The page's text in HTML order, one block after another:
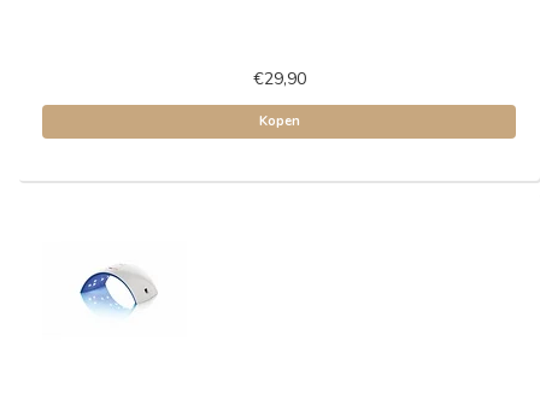
€29,90
Kopen